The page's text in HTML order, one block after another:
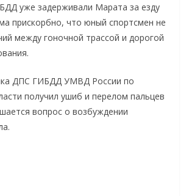
уже задерживали Марата за езду
прискорбно, что юный спортсмен не
между гоночной трассой и дорогой
ДПС ГИБДД УМВД России по
получил ушиб и перелом пальцев
вопрос о возбуждении